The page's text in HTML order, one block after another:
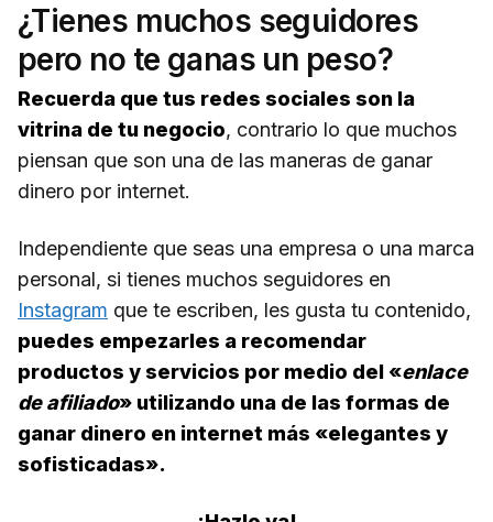
¿Tienes muchos seguidores
pero no te ganas un peso?
Recuerda que tus redes sociales son la
vitrina de tu negocio, contrario lo que muchos
piensan que son una de las maneras de ganar
dinero por internet.
Independiente que seas una empresa o una marca
personal, si tienes muchos seguidores en
Instagram que te escriben, les gusta tu contenido,
puedes empezarles a recomendar
productos y servicios por medio del «enlace
de afiliado» utilizando una de las formas de
ganar dinero en internet más «elegantes y
sofisticadas».